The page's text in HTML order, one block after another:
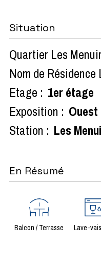
Situation
Quartier Les
Nom de Résidence
Etage : 1er étage
Exposition : Ouest
Station : Les
En Résumé
Balcon / Terrasse Lave-